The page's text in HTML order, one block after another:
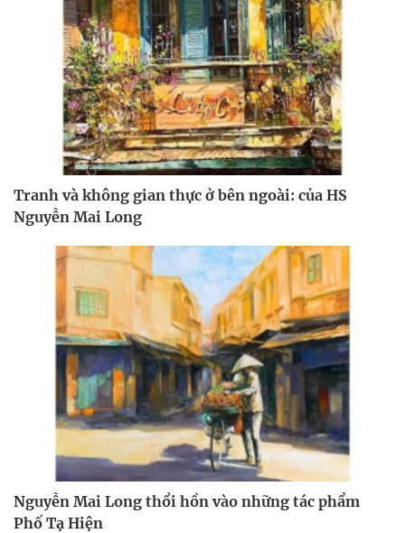
Tranh và không gian thực ở bên ngoài: của HS
Nguyễn Mai Long
Nguyễn Mai Long thổi hồn vào những tác phẩm
Phố Tạ Hiện